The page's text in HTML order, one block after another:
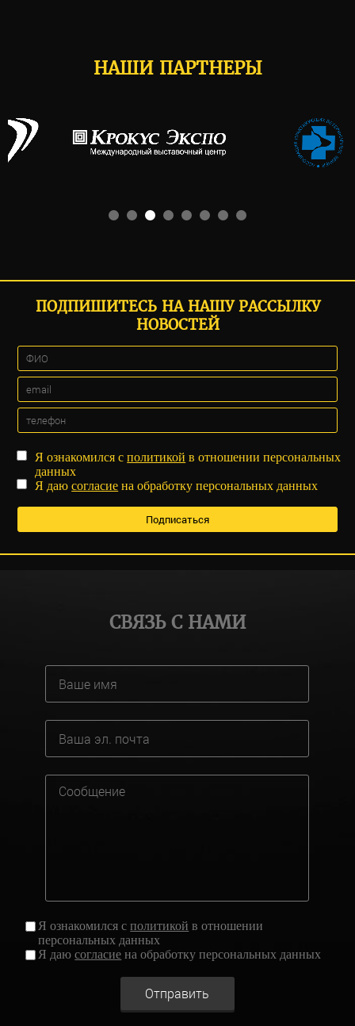
НАШИ ПАРТНЕРЫ
ПОДПИШИТЕСЬ НА НАШУ РАССЫЛКУ
НОВОСТЕЙ
Я ознакомился сполитикой в отношении персональных
данных
Я даюсогласие на обработку персональных данных
СВЯЗЬ С НАМИ
Я ознакомился сполитикой в отношении
персональных данных
Я даюсогласие на обработку персональных данных
Отправить